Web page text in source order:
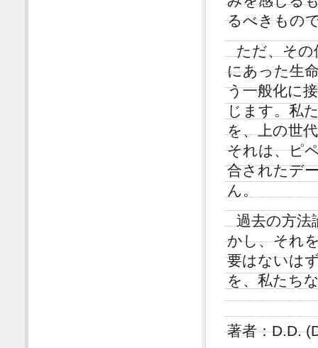
るべきもの
ただ、その
にあった生
う一般化に
じます。私
を、上の世
それは、ピ
合されたデ
ん。
過去の方法
かし、それ
要はないは
を、私たち
著者：D.D.